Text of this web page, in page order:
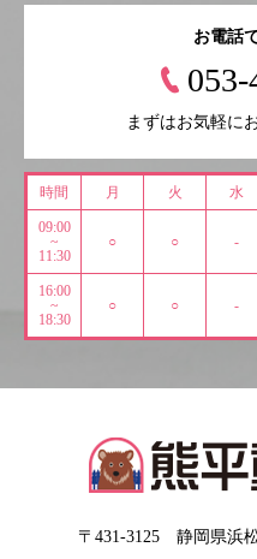
お電話
053-
まずはお気軽に
時間 月 火 水
09:00
~
11:30
○ ○ -
16:00
~
18:30
○ ○ -
〒431-3125 静岡県浜